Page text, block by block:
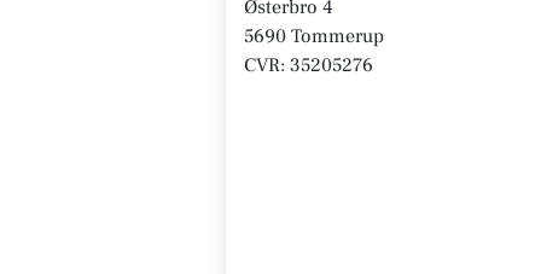
Østerbro 4
5690 Tommerup
CVR: 35205276